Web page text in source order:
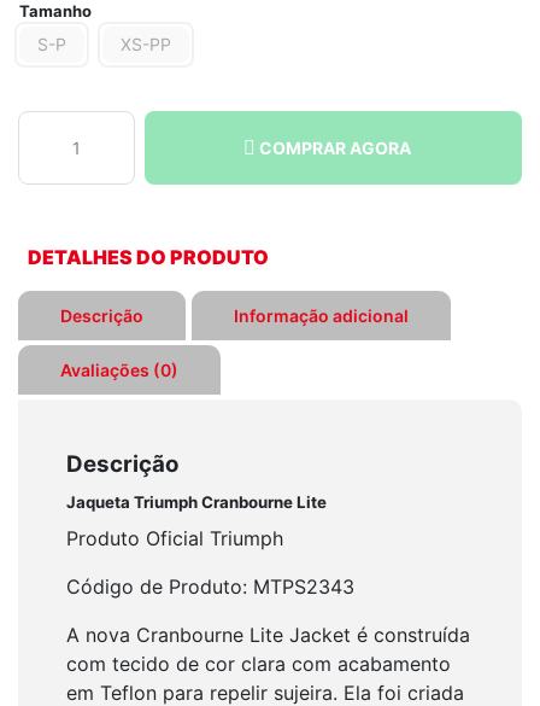
Tamanho
S-P XS-PP
Jaqueta
Triumph
Cranbourne
COMPRAR AGORA
DETALHES DO PRODUTO
Descrição Informação adicional
Avaliações (0)
Descrição
Jaqueta Triumph Cranbourne Lite
Produto Oficial Triumph
Código de Produto: MTPS2343
A nova Cranbourne Lite Jacket é construída
com tecido de cor clara com acabamento
em Teflon para repelir sujeira. Ela foi criada